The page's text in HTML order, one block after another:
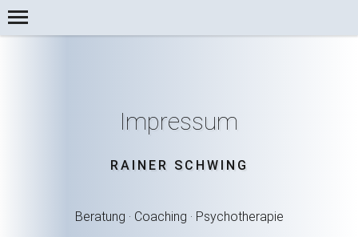
Impressum
RAINER SCHWING
Beratung . Coaching . Psychotherapie